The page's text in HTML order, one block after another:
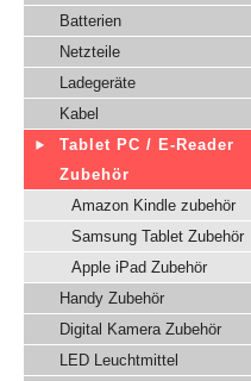
Batterien
Netzteile
Ladegeräte
Kabel
Tablet PC / E-Reader
Zubehör
Amazon Kindle zubehör
Samsung Tablet Zubehör
Apple iPad Zubehör
Handy Zubehör
Digital Kamera Zubehör
LED Leuchtmittel